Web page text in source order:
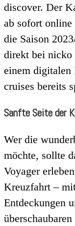
discover. Der
ab sofort
die Saison
direkt bei nicko
einem digitalen
cruises bereits
Sanfte Seite der
Wer die
möchte, sollte
Voyager
Kreuzfahrt –
Entdeckungen